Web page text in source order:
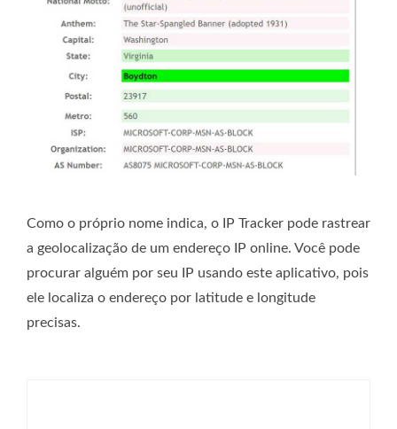
Como o próprio nome indica, o IP Tracker pode rastrear
a geolocalização de um endereço IP online. Você pode
procurar alguém por seu IP usando este aplicativo, pois
ele localiza o endereço por latitude e longitude
precisas.